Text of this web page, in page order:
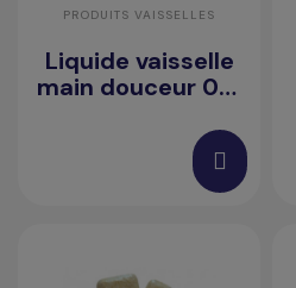
PRODUITS VAISSELLES
Liquide vaisselle
main douceur 0%